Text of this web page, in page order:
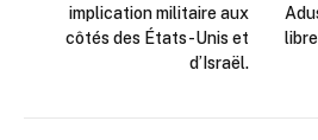
implication militaire aux
côtés des États-Unis et
d’Israël.